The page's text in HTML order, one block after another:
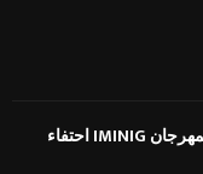
أكادير تحتضن الدورة الرابعة لمهرجان IMINIG احتفاء